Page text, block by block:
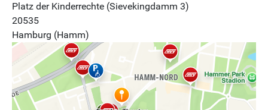
Platz der Kinderrechte (Sievekingdamm 3)
20535
Hamburg (Hamm)